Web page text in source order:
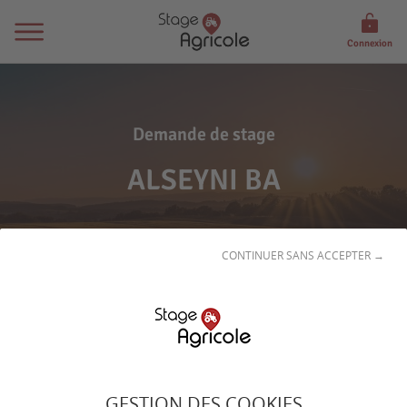
CONTINUER SANS ACCEPTER →
Connexion
Demande de stage
ALSEYNI BA